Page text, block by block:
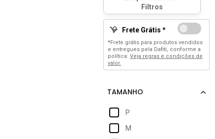
Frete Grátis *
*Frete grátis para produtos vendidos
e entregues pela Dafiti, conforme a
política: Veja regras e condições de
valor.
P
M